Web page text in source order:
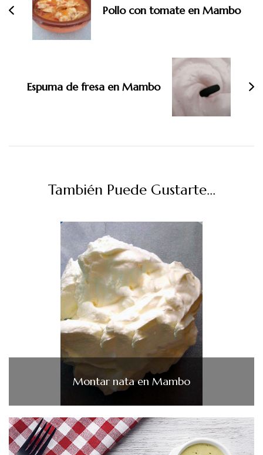
Pollo con tomate en Mambo
Espuma de fresa en Mambo
También Puede Gustarte...
Montar nata en Mambo